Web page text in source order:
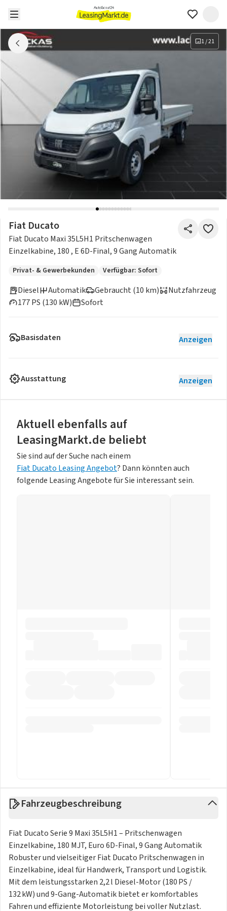
1/21
Fiat Ducato
Fiat Ducato Maxi 35L5H1 Pritschenwagen
Einzelkabine, 180 , E 6D-Final, 9 Gang Automatik
Privat- & Gewerbekunden Verfügbar: Sofort
Diesel
Gebraucht (10 km)
177 PS (130 kW)
Automatik
Nutzfahrzeug
Sofort
Basisdaten Anzeigen
Ausstattung Anzeigen
Aktuell ebenfalls auf
LeasingMarkt.de beliebt
Sie sind auf der Suche nach einem
Fiat Ducato Leasing Angebot? Dann könnten auch
folgende Leasing Angebote für Sie interessant sein.
Fahrzeugbeschreibung
Fiat Ducato Serie 9 Maxi 35L5H1 – Pritschenwagen
Einzelkabine, 180 MJT, Euro 6D-Final, 9 Gang Automatik
Robuster und vielseitiger Fiat Ducato Pritschenwagen in
Einzelkabine, ideal für Handwerk, Transport und Logistik.
Mit dem leistungsstarken 2,2 l Diesel-Motor (180 PS /
132 kW) und 9-Gang-Automatik bietet er komfortables
Fahren und effiziente Motorleistung bei voller Nutzlast.